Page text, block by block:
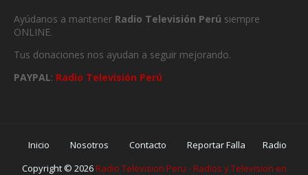
Ayúdanos a mantener Radio Televisión Perú siempre
ONLINE.
Tus donaciones nos ayudan a seguir mejorando.
PAYPAL: Radio Televisión Perú
Inicio Nosotros Contacto Reportar Falla
Radio
Copyright © 2026 Radio Television Peru - Radios y Television en